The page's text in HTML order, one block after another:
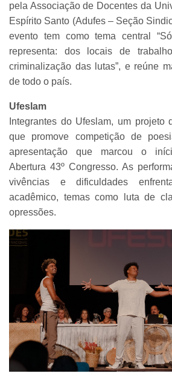
pela Associação de Docentes da
Espírito Santo (Adufes – Seção
evento tem como tema central
representa: dos locais de
criminalização das lutas”, e reúne
de todo o país.
Ufeslam
Integrantes do Ufeslam, um projeto
que promove competição de
apresentação que marcou o
Abertura 43º Congresso. As
vivências e dificuldades
acadêmico, temas como luta de
opressões.